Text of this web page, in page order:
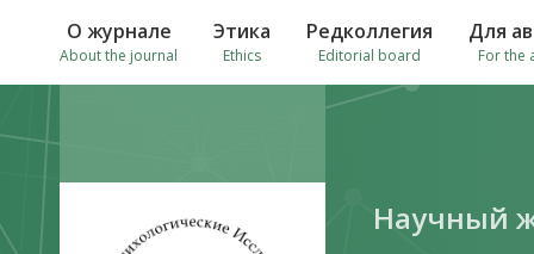
О журнале
About the journal
Этика
Ethics
Редколлегия
Editorial board
Для
For the
Научный